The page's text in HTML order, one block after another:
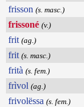
frisson (s. masc.)
frissoné (v.)
frit (ag.)
frit (s. masc.)
frità (s. fem.)
frìvol (ag.)
frivolëssa (s. fem.)